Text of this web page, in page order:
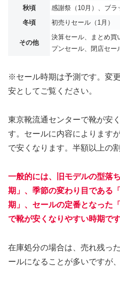
秋頃
感謝祭（10月）、ブラ
冬頃
初売りセール（1月）
その他
決算セール、まとめ買
プンセール、閉店セー
※セール時期は予測です。変
安としてご覧ください。
東京靴流通センターで靴が安
す。セールに内容によります
で安くなります。半額以上の
一般的には、旧モデルの型落
期」、季節の変わり目である
期」、セールの定番となった
で靴が安くなりやすい時期です
在庫処分の場合は、売れ残っ
ールになることが多いですが